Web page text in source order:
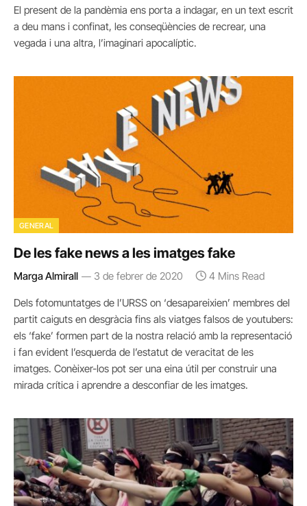
El present de la pandèmia ens porta a indagar, en un text escrit
a deu mans i confinat, les conseqüències de recrear, una
vegada i una altra, l’imaginari apocalíptic.
GENERAL
De les fake news a les imatges fake
Marga Almirall 3 de febrer de 2020 4 Mins Read
Dels fotomuntatges de l’URSS on ‘desapareixien’ membres del
partit caiguts en desgràcia fins als viatges falsos de youtubers:
els ‘fake’ formen part de la nostra relació amb la representació
i fan evident l’esquerda de l’estatut de veracitat de les
imatges. Conèixer-los pot ser una eina útil per construir una
mirada crítica i aprendre a desconfiar de les imatges.